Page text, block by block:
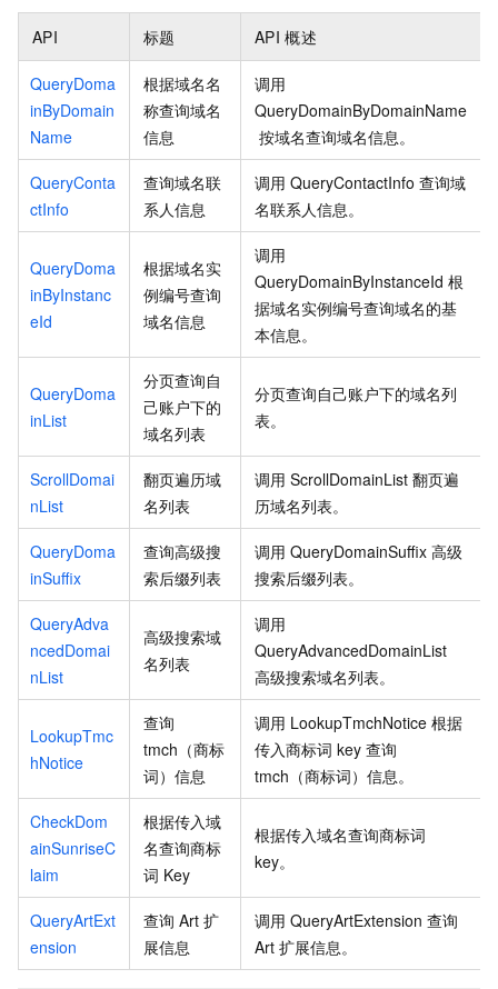
API 标题 API 概述
QueryDoma
inByDomain
Name
根据域名名
称查询域名
信息
调用
QueryDomainByDomainName
按域名查询域名信息。
QueryConta
ctInfo
查询域名联
系人信息
调用 QueryContactInfo 查询域
名联系人信息。
QueryDoma
inByInstanc
eId
根据域名实
例编号查询
域名信息
调用
QueryDomainByInstanceId 根
据域名实例编号查询域名的基
本信息。
QueryDoma
inList
分页查询自
己账户下的
域名列表
分页查询自己账户下的域名列
表。
ScrollDomai
nList
翻页遍历域
名列表
调用 ScrollDomainList 翻页遍
历域名列表。
QueryDoma
inSuffix
查询高级搜
索后缀列表
调用 QueryDomainSuffix 高级
搜索后缀列表。
QueryAdva
ncedDomai
nList
高级搜索域
名列表
调用
QueryAdvancedDomainList
高级搜索域名列表。
LookupTmc
hNotice
查询
tmch（商标
词）信息
调用 LookupTmchNotice 根据
传入商标词 key 查询
tmch（商标词）信息。
CheckDom
ainSunriseC
laim
根据传入域
名查询商标
词 Key
根据传入域名查询商标词
key。
QueryArtExt
ension
查询 Art 扩
展信息
调用 QueryArtExtension 查询
Art 扩展信息。